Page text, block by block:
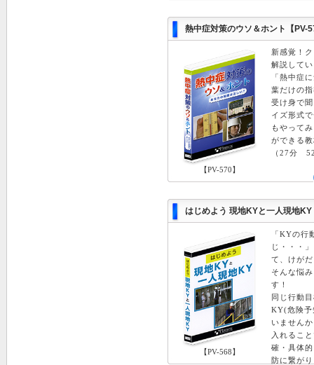
熱中症対策のウソ＆ホント【PV-
【PV-570】
新感覚！
解説して
「熱中症
葉だけの
受け身で
イズ形式
もやって
ができる
（27分
はじめよう 現地KYと一人現地
【PV-568】
「KYの行
じ・・・
て、けが
そんな悩
す！
同じ行動
KY(危険予
いません
入れるこ
確・具体
防に繋が